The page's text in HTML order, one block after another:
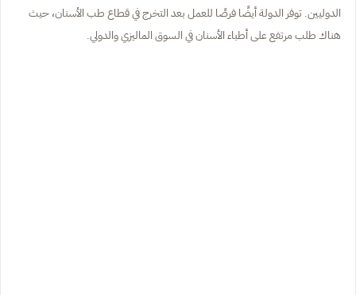
الدوليين. توفر الدولة أيضًا فرصًا للعمل بعد التخرج في قطاع طب الأسنان، حيث
هناك طلب مرتفع على أطباء الأسنان في السوق الماليزي والدولي.